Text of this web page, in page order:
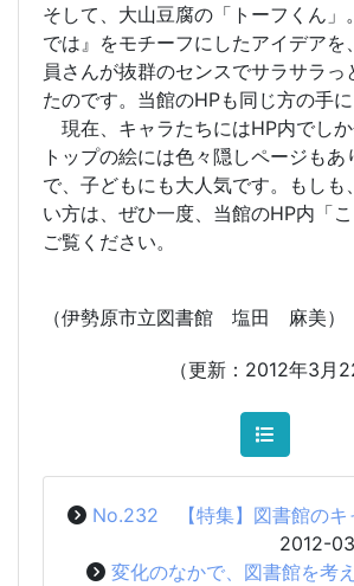
そして、大山豆腐の「トーフくん」
では』をモチーフにしたアイデアを
員さんが抜群のセンスでサラサラっ
たのです。当館のHPも同じ方の手に
現在、キャラたちにはHP内でしか
トップの絵には色々隠しページもあ
で、子どもにも大人気です。もしも
い方は、ぜひ一度、当館のHP内「
ご覧ください。
（伊勢原市立図書館 塩田 麻美）
（更新：2012年3月
No.232 【特集】図書館のキ
2012-
変化のなかで、図書館を考